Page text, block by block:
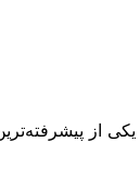
یکی از